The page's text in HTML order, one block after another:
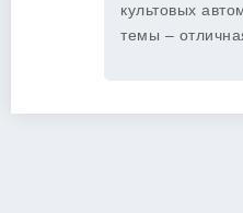
культовых
темы –